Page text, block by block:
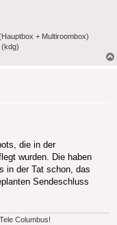
+ Multiroombox)
(kdg)
die in der
wurden. Die haben
in der Tat schon, das
Sendeschluss
Columbus!